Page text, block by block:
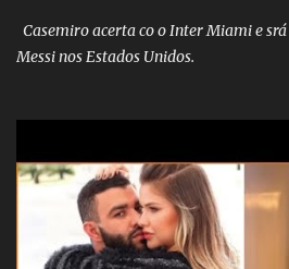
Casemiro acerta co o Inter Miami e
Messi nos Estados Unidos.